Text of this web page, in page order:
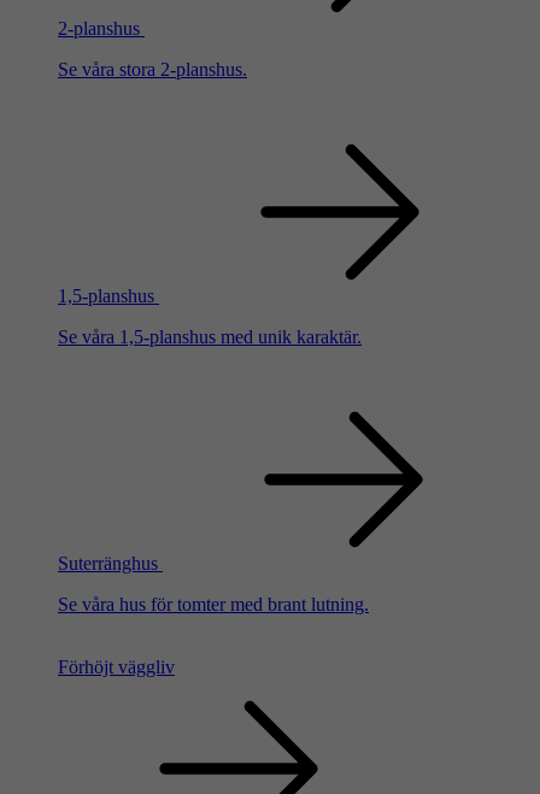
2-planshus
Se våra stora 2-planshus.
1,5-planshus
Se våra 1,5-planshus med unik karaktär.
Suterränghus
Se våra hus för tomter med brant lutning.
Förhöjt väggliv